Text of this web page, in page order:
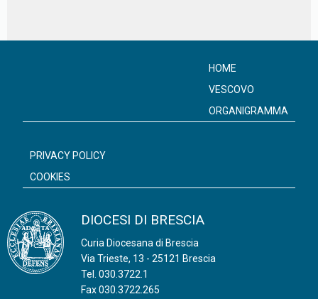
DIOCESI DI BRESCIA
Curia Diocesana di Brescia
Via Trieste, 13 - 25121 Brescia
Tel. 030.3722.1
Fax 030.3722.265
HOME
VESCOVO
ORGANIGRAMMA
PRIVACY POLICY
COOKIES